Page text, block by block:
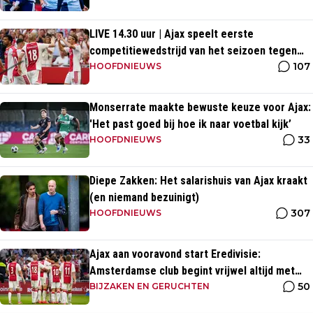
LIVE 14.30 uur | Ajax speelt eerste
competitiewedstrijd van het seizoen tegen
PEC Zwolle
HOOFDNIEUWS 107
Monserrate maakte bewuste keuze voor Ajax:
'Het past goed bij hoe ik naar voetbal kijk’
HOOFDNIEUWS 33
Diepe Zakken: Het salarishuis van Ajax kraakt
(en niemand bezuinigt)
HOOFDNIEUWS 307
Ajax aan vooravond start Eredivisie:
Amsterdamse club begint vrijwel altijd met
zege
BIJZAKEN EN GERUCHTEN 50